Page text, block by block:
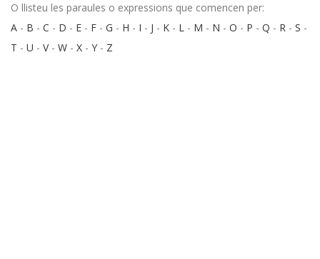
O llisteu les paraules o expressions que comencen per:
A - B - C - D - E - F - G - H - I - J - K - L - M - N - O - P - Q - R - S -
T - U - V- W - X - Y - Z